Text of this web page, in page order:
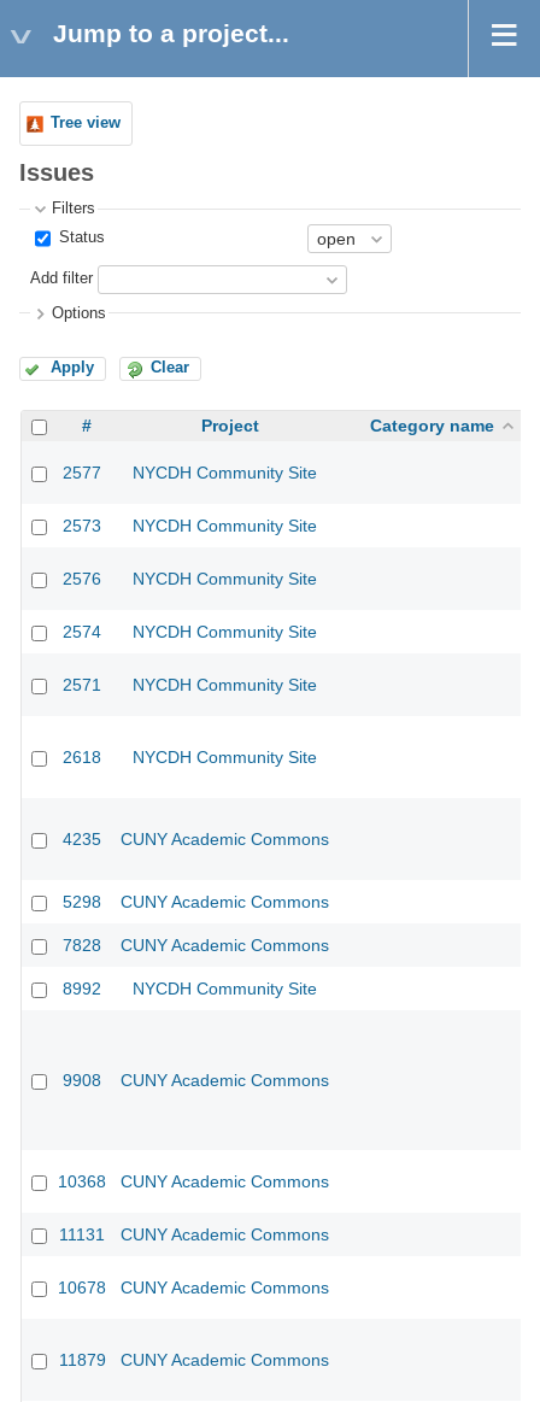
Jump to a project...
Tree view
Issues
Filters
Status
Add filter
Options
Apply Clear
# Project Category name
2577 NYCDH Community Site
2573 NYCDH Community Site
2576 NYCDH Community Site
2574 NYCDH Community Site
2571 NYCDH Community Site
2618 NYCDH Community Site
4235 CUNY Academic Commons
5298 CUNY Academic Commons
7828 CUNY Academic Commons
8992 NYCDH Community Site
9908 CUNY Academic Commons
10368 CUNY Academic Commons
11131 CUNY Academic Commons
10678 CUNY Academic Commons
11879 CUNY Academic Commons